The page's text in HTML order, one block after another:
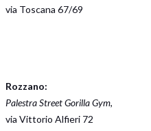
via Toscana 67/69
Rozzano:
Palestra Street Gorilla Gym,
via Vittorio Alfieri 72